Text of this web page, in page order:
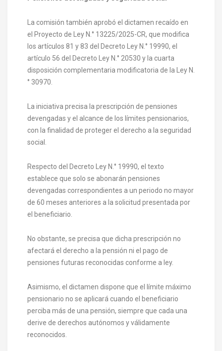
La comisión también aprobó el dictamen recaído en
el Proyecto de Ley N.° 13225/2025-CR, que modifica
los artículos 81 y 83 del Decreto Ley N.° 19990, el
artículo 56 del Decreto Ley N.° 20530 y la cuarta
disposición complementaria modificatoria de la Ley N.
° 30970.
La iniciativa precisa la prescripción de pensiones
devengadas y el alcance de los límites pensionarios,
con la finalidad de proteger el derecho a la seguridad
social.
Respecto del Decreto Ley N.° 19990, el texto
establece que solo se abonarán pensiones
devengadas correspondientes a un periodo no mayor
de 60 meses anteriores a la solicitud presentada por
el beneficiario.
No obstante, se precisa que dicha prescripción no
afectará el derecho a la pensión ni el pago de
pensiones futuras reconocidas conforme a ley.
Asimismo, el dictamen dispone que el límite máximo
pensionario no se aplicará cuando el beneficiario
perciba más de una pensión, siempre que cada una
derive de derechos autónomos y válidamente
reconocidos.